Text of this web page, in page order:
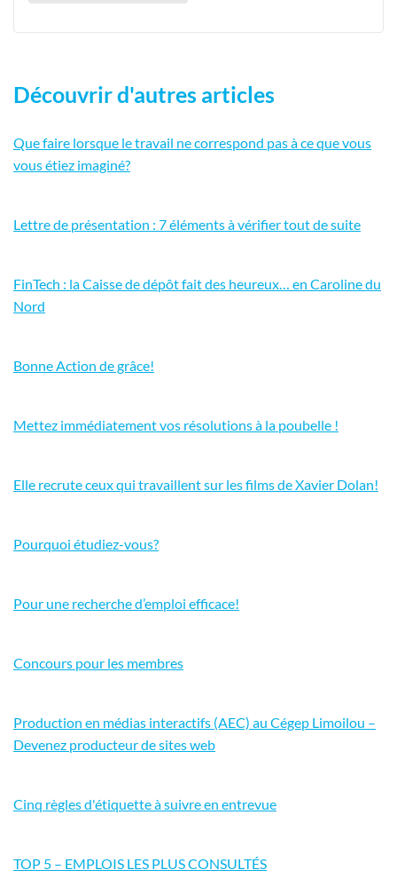
Découvrir d'autres articles
Que faire lorsque le travail ne correspond pas à ce que vous
vous étiez imaginé?
Lettre de présentation : 7 éléments à vérifier tout de suite
FinTech : la Caisse de dépôt fait des heureux… en Caroline du
Nord
Bonne Action de grâce!
Mettez immédiatement vos résolutions à la poubelle !
Elle recrute ceux qui travaillent sur les films de Xavier Dolan!
Pourquoi étudiez-vous?
Pour une recherche d’emploi efficace!
Concours pour les membres
Production en médias interactifs (AEC) au Cégep Limoilou –
Devenez producteur de sites web
Cinq règles d'étiquette à suivre en entrevue
TOP 5 – EMPLOIS LES PLUS CONSULTÉS